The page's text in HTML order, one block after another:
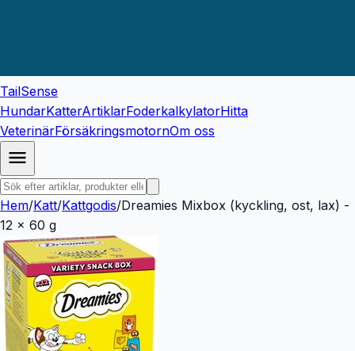
TailSense
HundarKatterArtiklarFoderkalkylatorHitta
VeterinärFörsäkringsmotornOm oss
Hem/Katt/Kattgodis/Dreamies Mixbox (kyckling, ost, lax) -
12 x 60 g